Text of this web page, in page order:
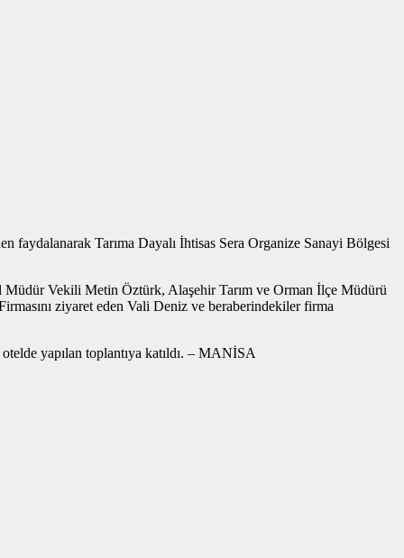
Tarıma Dayalı İhtisas Sera Organize Sanayi Bölgesi
Müdür Vekili Metin Öztürk, Alaşehir Tarım ve Orman İlçe Müdürü
ziyaret eden Vali Deniz ve beraberindekiler firma
yapılan toplantıya katıldı. – MANİSA